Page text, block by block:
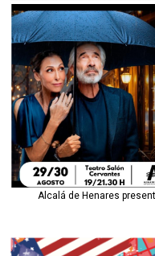
Alcalá de Henares